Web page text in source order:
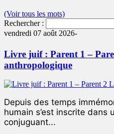
(Voir tous les mots)
Rechercher :
vendredi 07 août 2026-
Livre juif : Parent 1 –
anthropologique
Depuis des temps
humain s’est inscrite dans
conjuguant...